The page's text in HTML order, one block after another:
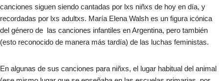
canciones siguen siendo cantadas por lxs niñxs de hoy en día, y
recordadas por lxs adultxs. María Elena Walsh es un figura icónica
del género de las canciones infantiles en Argentina, pero también
(esto reconocido de manera más tardía) de las luchas feministas.
En algunas de sus canciones para niñxs, el lugar habitual del animal